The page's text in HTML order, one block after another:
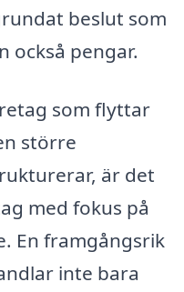
beslut som
också pengar.
som flyttar
större
är det
med fokus på
En framgångsrik
inte bara